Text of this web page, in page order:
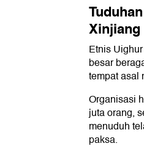
Xinjiang
Etnis
besar
tempat asal
Organisasi
juta orang,
menuduh
paksa.